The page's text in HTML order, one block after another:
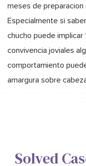
meses de
Especialmente si
chucho puede implicar
convivencia joviales
comportamiento
amargura sobre
Solved